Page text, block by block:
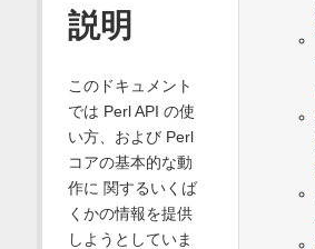
説明
このドキュメント
では Perl API の使
い方、および Perl
コアの基本的な動
作に 関するいくば
くかの情報を提供
しようとしていま